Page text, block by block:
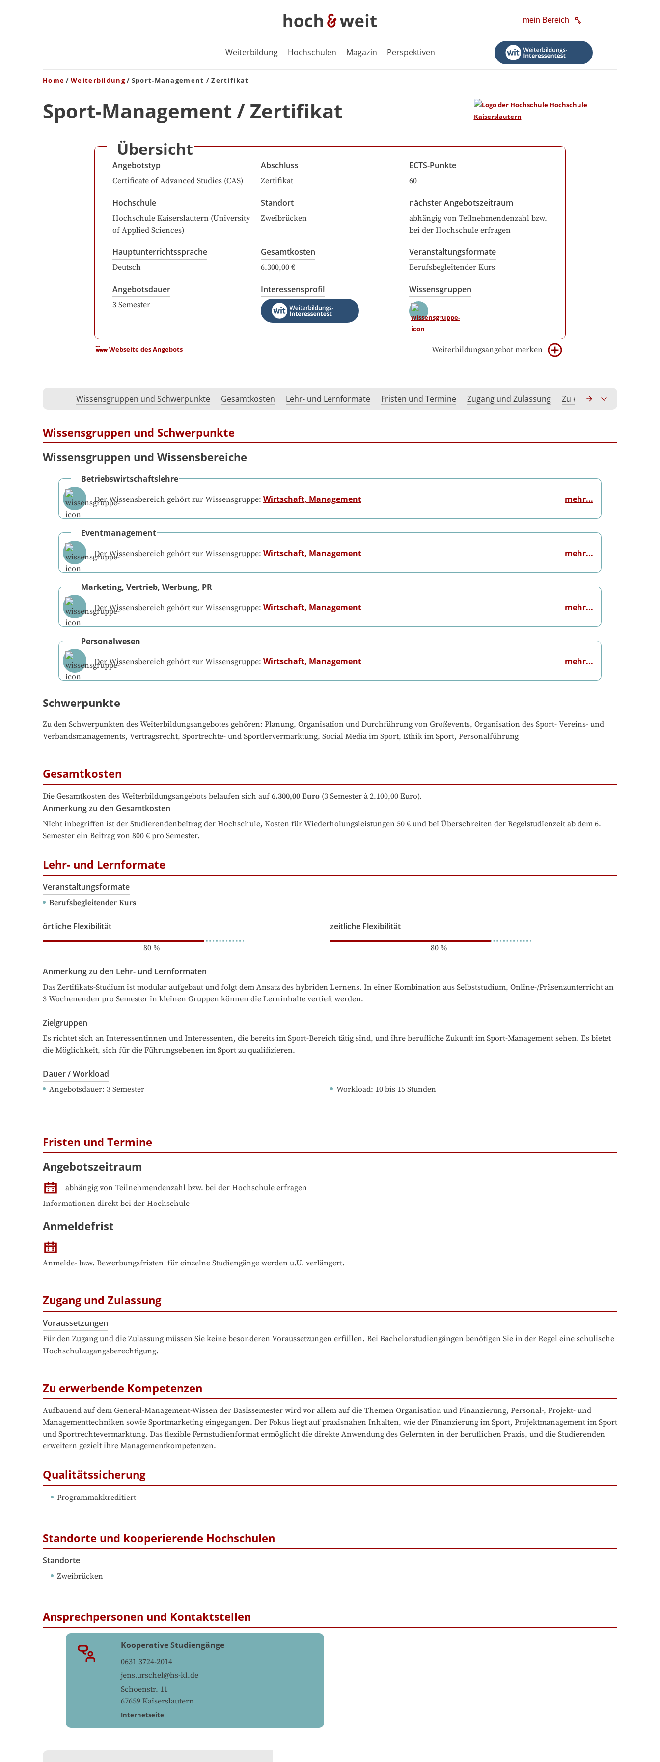
mein Bereich
Weiterbildung Hochschulen Magazin Perspektiven
Home Weiterbildung Sport-Management / Zertifikat
Sport-Management / Zertifikat
Übersicht
Angebotstyp
Certificate of Advanced Studies (CAS)
Abschluss
Zertifikat
ECTS-Punkte
60
Hochschule
Hochschule Kaiserslautern (University
of Applied Sciences)
Standort
Zweibrücken
nächster Angebotszeitraum
abhängig von Teilnehmendenzahl bzw.
bei der Hochschule erfragen
Hauptunterrichtssprache
Deutsch
Gesamtkosten
6.300,00 €
Veranstaltungsformate
Berufsbegleitender Kurs
Angebotsdauer
3 Semester
Interessensprofil Wissensgruppen
Webseite des Angebots Weiterbildungsangebot merken
Wissensgruppen und Schwerpunkte Gesamtkosten Lehr- und Lernformate Fristen und Termine Zugang und Zulassung Zu erwerbende
Wissensgruppen und Schwerpunkte
Wissensgruppen und Wissensbereiche
Betriebswirtschaftslehre
Der Wissensbereich gehört zur Wissensgruppe: Wirtschaft, Management mehr...
Eventmanagement
Der Wissensbereich gehört zur Wissensgruppe: Wirtschaft, Management mehr...
Marketing, Vertrieb, Werbung, PR
Der Wissensbereich gehört zur Wissensgruppe: Wirtschaft, Management mehr...
Personalwesen
Der Wissensbereich gehört zur Wissensgruppe: Wirtschaft, Management mehr...
Schwerpunkte
Zu den Schwerpunkten des Weiterbildungsangebotes gehören: Planung, Organisation und Durchführung von Großevents, Organisation des Sport- Vereins- und
Verbandsmanagements, Vertragsrecht, Sportrechte- und Sportlervermarktung, Social Media im Sport, Ethik im Sport, Personalführung
Gesamtkosten
Die Gesamtkosten des Weiterbildungsangebots belaufen sich auf 6.300,00 Euro (3 Semester à 2.100,00 Euro).
Anmerkung zu den Gesamtkosten
Nicht inbegriffen ist der Studierendenbeitrag der Hochschule, Kosten für Wiederholungsleistungen 50 € und bei Überschreiten der Regelstudienzeit ab dem 6.
Semester ein Beitrag von 800 € pro Semester.
Lehr- und Lernformate
Veranstaltungsformate
Berufsbegleitender Kurs
örtliche Flexibilität
80%
zeitliche Flexibilität
80%
Anmerkung zu den Lehr- und Lernformaten
Das Zertifikats-Studium ist modular aufgebaut und folgt dem Ansatz des hybriden Lernens. In einer Kombination aus Selbststudium, Online-/Präsenzunterricht an
3 Wochenenden pro Semester in kleinen Gruppen können die Lerninhalte vertieft werden.
Zielgruppen
Es richtet sich an Interessentinnen und Interessenten, die bereits im Sport-Bereich tätig sind, und ihre berufliche Zukunft im Sport-Management sehen. Es bietet
die Möglichkeit, sich für die Führungsebenen im Sport zu qualifizieren.
Dauer / Workload
Angebotsdauer: 3 Semester Workload: 10 bis 15 Stunden
Fristen und Termine
Angebotszeitraum
abhängig von Teilnehmendenzahl bzw. bei der Hochschule erfragen
Informationen direkt bei der Hochschule
Anmeldefrist
Anmelde- bzw. Bewerbungsfristen  für einzelne Studiengänge werden u.U. verlängert.
Zugang und Zulassung
Voraussetzungen
Für den Zugang und die Zulassung müssen Sie keine besonderen Voraussetzungen erfüllen. Bei Bachelorstudiengängen benötigen Sie in der Regel eine schulische
Hochschulzugangsberechtigung.
Zu erwerbende Kompetenzen
Aufbauend auf dem General-Management-Wissen der Basissemester wird vor allem auf die Themen Organisation und Finanzierung, Personal-, Projekt- und
Managementtechniken sowie Sportmarketing eingegangen. Der Fokus liegt auf praxisnahen Inhalten, wie der Finanzierung im Sport, Projektmanagement im Sport
und Sportrechtevermarktung. Das flexible Fernstudienformat ermöglicht die direkte Anwendung des Gelernten in der beruflichen Praxis, und die Studierenden
erweitern gezielt ihre Managementkompetenzen.
Qualitätssicherung
Programmakkreditiert
Standorte und kooperierende Hochschulen
Standorte
Zweibrücken
Ansprechpersonen und Kontaktstellen
Kooperative Studiengänge
0631 3724-2014
jens.urschel@hs-kl.de
Schoenstr. 11
67659 Kaiserslautern
Internetseite